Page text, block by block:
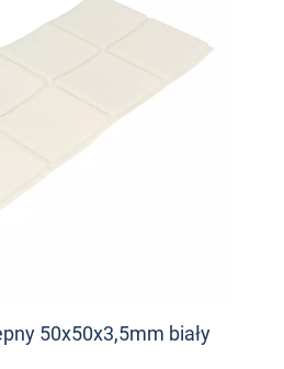
50x50x3,5mm biały